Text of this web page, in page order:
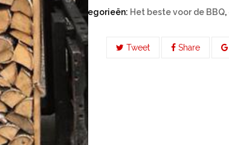
Categorieën: Het beste voor de BBQ,
Tweet Share